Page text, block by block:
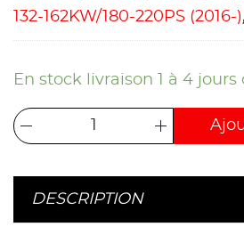
132-162KW/180-220PS (2016-)
En stock livraison 1 à 4 jours
DESCRIPTION